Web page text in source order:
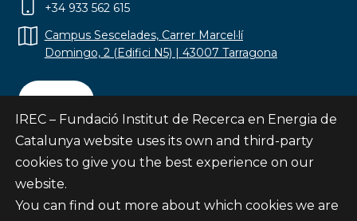
+34 933 562 615
Campus Sescelades, Carrer Marcel·lí
Domingo, 2 (Edifici N5) | 43007 Tarragona
Contact
Subscribe
IREC – Fundació Institut de Recerca en Energia de
Catalunya website uses its own and third-party
cookies to give you the best experience on our
website.
You can find out more about which cookies we are